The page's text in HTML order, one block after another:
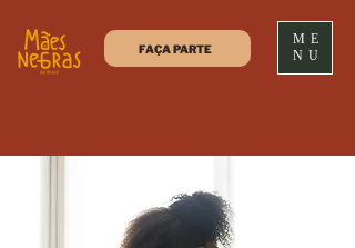
FAÇA PARTE
ME
NU